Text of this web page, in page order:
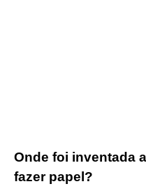
Onde foi inventada
fazer papel?